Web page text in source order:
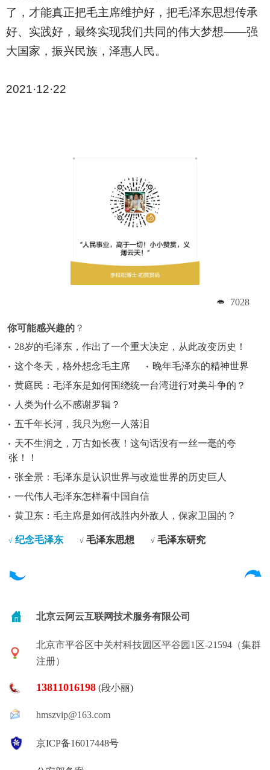
了，才能真正把毛主席维护好，把毛泽东思想传承
好、实践好，最终实现我们共同的伟大梦想——强
大国家，振兴民族，泽惠人民。
2021·12·22
7028
你可能感兴趣的 ？
28岁的毛泽东，作出了一个重大决定，从此改变历史！
这个冬天，格外想念毛主席
晚年毛泽东的精神世界
黄庭民：毛泽东是如何围绕统一台湾进行对美斗争的？
人类为什么不感谢罗辑？
五千年长河，我只为您一人落泪
天不生润之，万古如长夜！这句话没有一丝一毫的夸
张！！
张全景：毛泽东是认识世界与改造世界的历史巨人
一代伟人毛泽东怎样看中国自信
黄卫东：毛主席是如何战胜内外敌人，保家卫国的？
√ 纪念毛泽东 √ 毛泽东思想 √ 毛泽东研究
北京云阿云互联网技术服务有限公司
北京市平谷区中关村科技园区平谷园1区-21594（集群
注册）
13811016198 (段小丽)
hmszvip@163.com
京ICP备16017448号